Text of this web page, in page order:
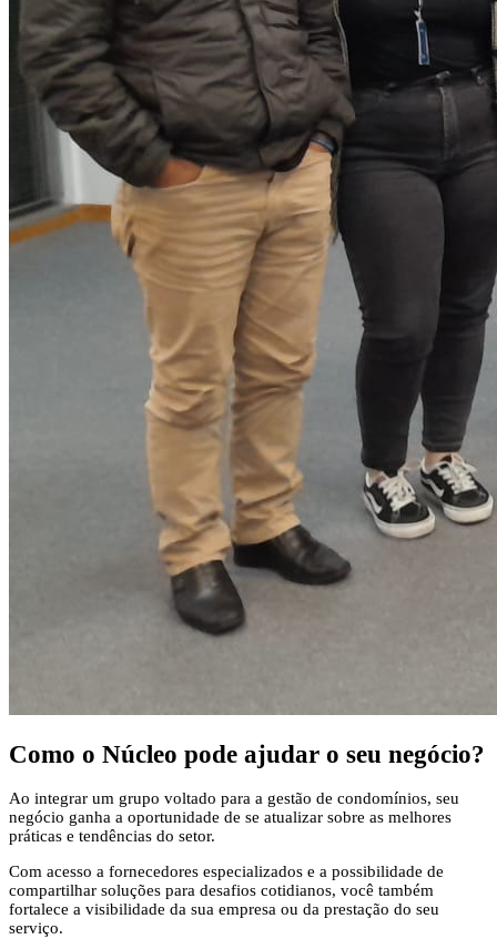
Como o Núcleo pode ajudar o seu negócio?
Ao integrar um grupo voltado para a gestão de condomínios, seu
negócio ganha a oportunidade de se atualizar sobre as melhores
práticas e tendências do setor.
Com acesso a fornecedores especializados e a possibilidade de
compartilhar soluções para desafios cotidianos, você também
fortalece a visibilidade da sua empresa ou da prestação do seu
serviço.